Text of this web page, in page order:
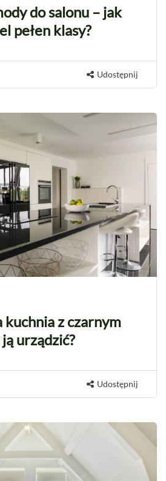
do salonu – jak
pełen klasy?
Udostępnij
kuchnia z czarnym
urządzić?
Udostępnij